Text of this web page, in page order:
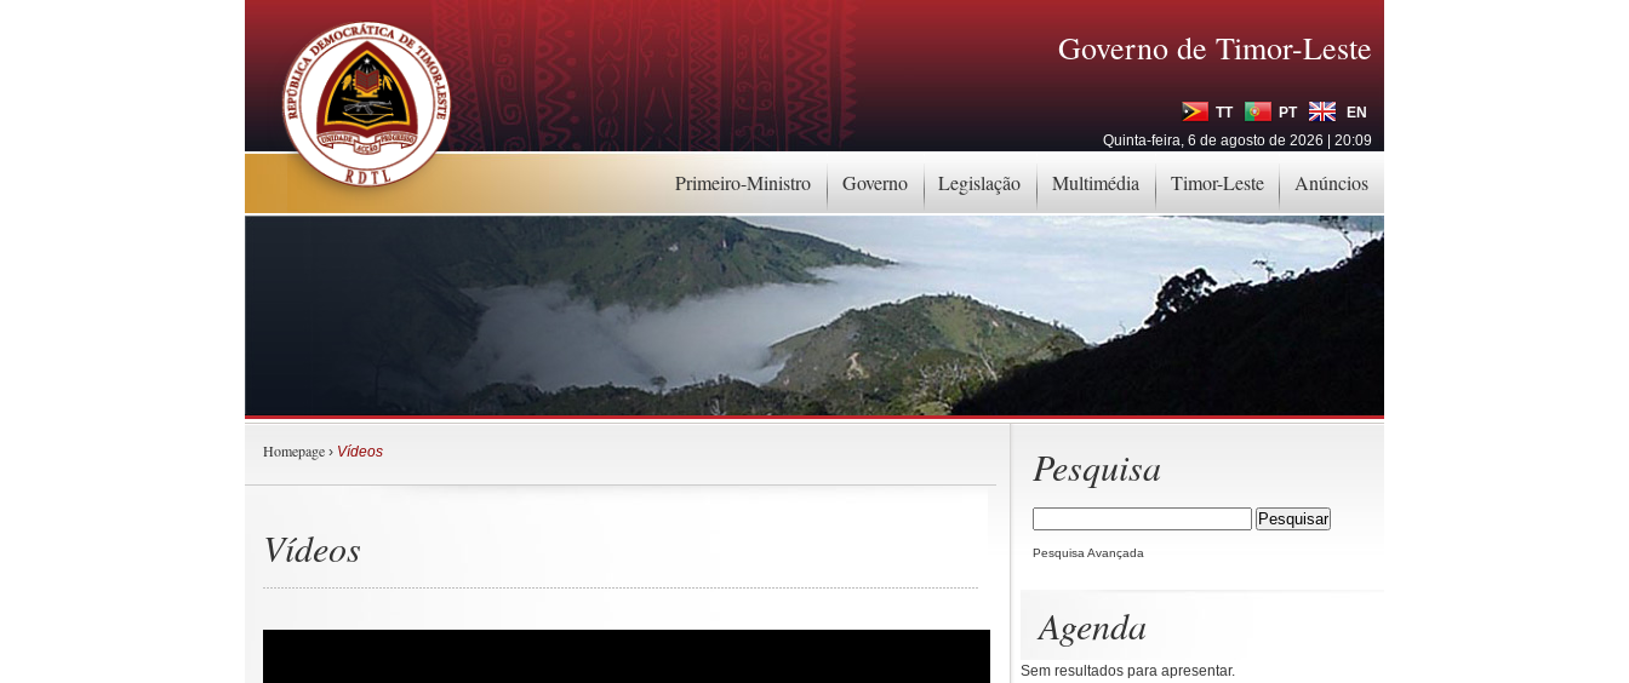
Primeiro-Ministro Governo Legislação Multimédia Timor-Leste Anúncios
Governo de Timor-Leste
TT PT
EN
Quinta-feira, 6 de agosto de 2026 | 20:09
Pesquisa
Pesquisa Avançada
Agenda
Sem resultados para apresentar.
Homepage › Vídeos
Vídeos